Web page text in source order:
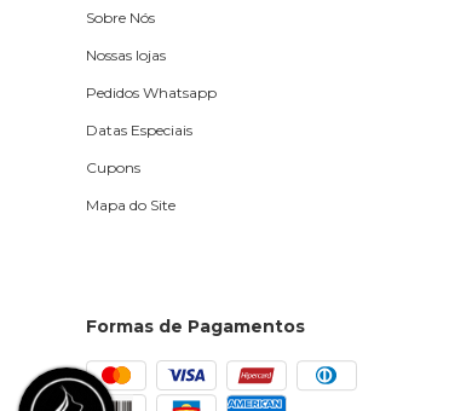
Sobre Nós
Nossas lojas
Pedidos Whatsapp
Datas Especiais
Cupons
Mapa do Site
Formas de Pagamentos